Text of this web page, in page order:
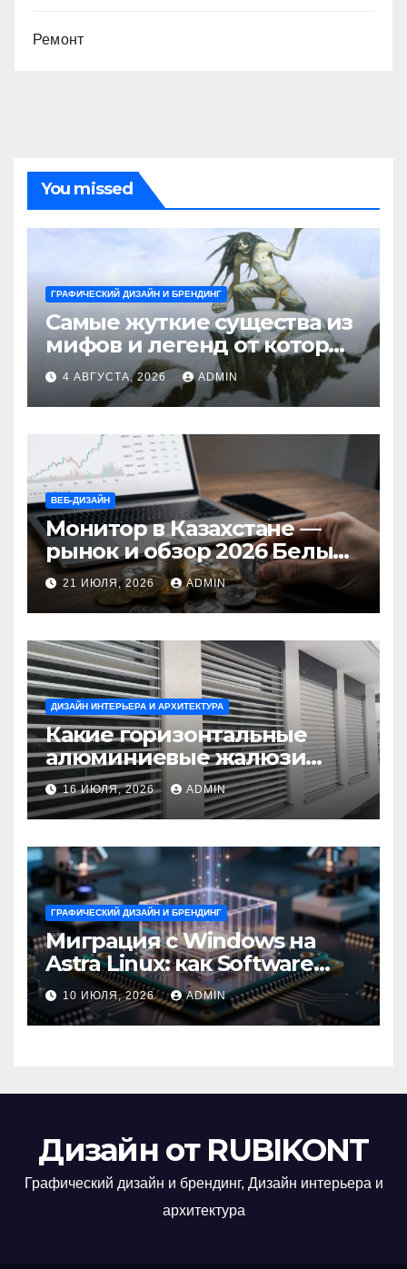
Ремонт
You missed
ГРАФИЧЕСКИЙ ДИЗАЙН И БРЕНДИНГ
Самые жуткие существа из
мифов и легенд от которых
стынет кровь
4 АВГУСТА, 2026 ADMIN
ВЕБ-ДИЗАЙН
Монитор в Казахстане —
рынок и обзор 2026 Белый
Ветер Shop.kz
21 ИЮЛЯ, 2026 ADMIN
ДИЗАЙН ИНТЕРЬЕРА И АРХИТЕКТУРА
Какие горизонтальные
алюминиевые жалюзи
выбрать для окон?
16 ИЮЛЯ, 2026 ADMIN
ГРАФИЧЕСКИЙ ДИЗАЙН И БРЕНДИНГ
Миграция с Windows на
Astra Linux: как Software
Group успешно перешла на
отечественную ОС
10 ИЮЛЯ, 2026 ADMIN
Дизайн от RUBIKONT
Графический дизайн и брендинг, Дизайн интерьера и
архитектура